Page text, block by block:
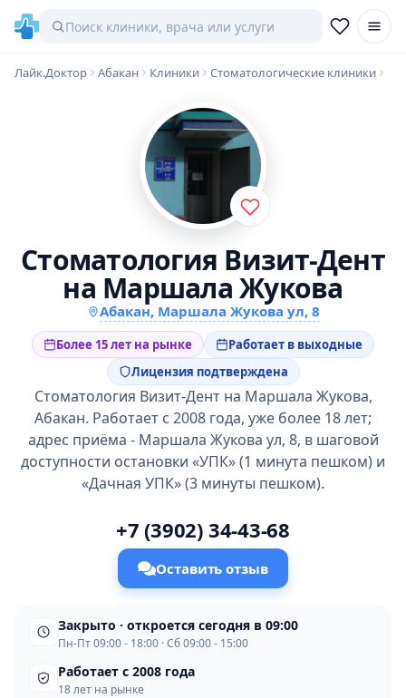
Лайк.Доктор Абакан Клиники Стоматологические клиники
Стоматология Визит-Дент
на Маршала Жукова
Абакан, Маршала Жукова ул, 8
Более 15 лет на рынке
Работает в выходные
Лицензия подтверждена
Стоматология Визит-Дент на Маршала Жукова,
Абакан. Работает с 2008 года, уже более 18 лет;
адрес приёма - Маршала Жукова ул, 8, в шаговой
доступности остановки «УПК» (1 минута пешком) и
«Дачная УПК» (3 минуты пешком).
+7 (3902) 34-43-68
Оставить отзыв
Закрыто · откроется сегодня в 09:00
Пн-Пт 09:00 - 18:00 · Сб 09:00 - 15:00
Работает с 2008 года
18 лет на рынке